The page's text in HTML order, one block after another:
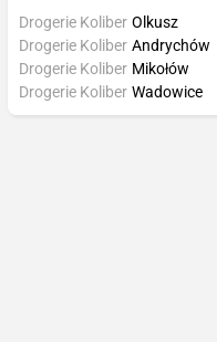
Drogerie Koliber Olkusz
Drogerie Koliber Andrychów
Drogerie Koliber Mikołów
Drogerie Koliber Wadowice